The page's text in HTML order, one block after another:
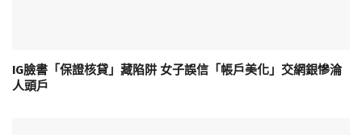
IG臉書「保證核貸」藏陷阱 女子誤信「帳戶美化」交網銀慘淪
人頭戶